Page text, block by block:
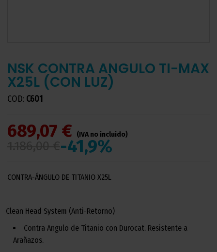
NSK CONTRA ANGULO TI-MAX
X25L (CON LUZ)
COD: C601
689,07 € (IVA no incluido)
-41,9%
CONTRA-ÁNGULO DE TITANIO X25L
Clean Head System (Anti-Retorno)
Contra Angulo de Titanio con Durocat. Resistente a
Arañazos.